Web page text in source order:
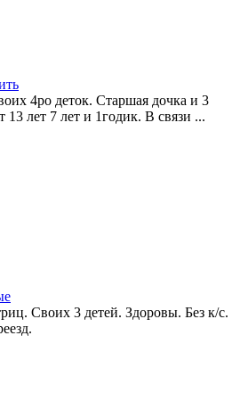
4ро деток. Старшая дочка и 3
13 лет 7 лет и 1годик. В связи ...
Своих 3 детей. Здоровы. Без к/с.